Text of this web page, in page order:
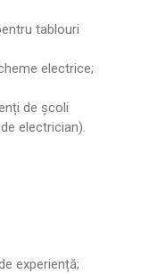
tablouri
electrice;
de școli
electrician).
experiență;